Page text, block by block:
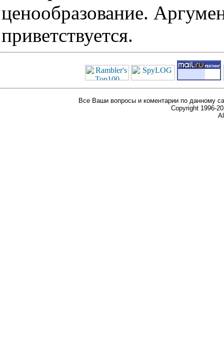
ценообразование.
приветствуется.
Все Ваши вопросы и коментарии по данному
Copyright 1996-